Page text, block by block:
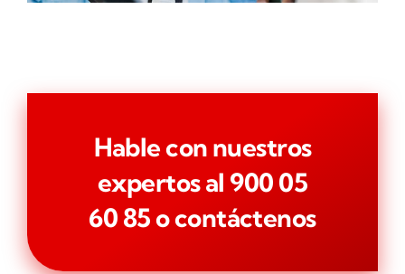
Hable con nuestros
expertos al 900 05
60 85ocontáctenos